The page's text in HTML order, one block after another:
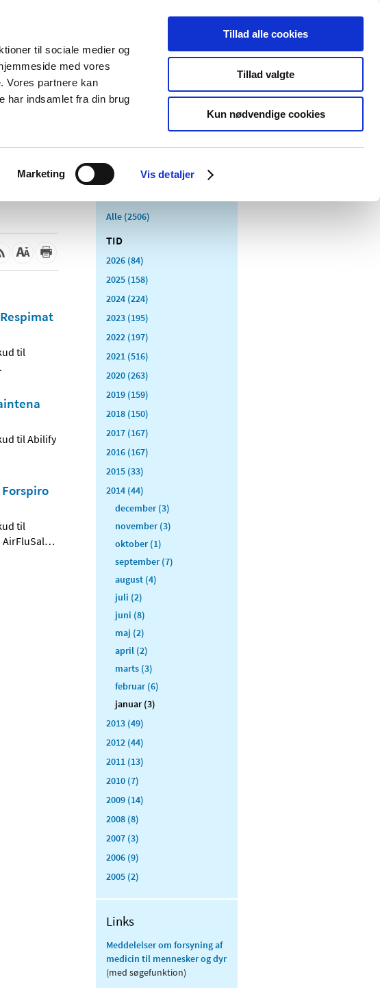
til sociale medier og
med vores
Vores partnere kan
har indsamlet fra din brug
Marketing Vis detaljer
Tillad alle cookies
Tillad valgte
Kun nødvendige cookies
Kontakt Udgivelser
af
Medicinsk
Særlige
produktområder
til
til Abilify
til
…
Alle (2506)
TID
2026 (84)
2025 (158)
2024 (224)
2023 (195)
2022 (197)
2021 (516)
2020 (263)
2019 (159)
2018 (150)
2017 (167)
2016 (167)
2015 (33)
2014 (44)
december (3)
november (3)
oktober (1)
september (7)
august (4)
juli (2)
juni (8)
maj (2)
april (2)
marts (3)
februar (6)
januar (3)
2013 (49)
2012 (44)
2011 (13)
2010 (7)
2009 (14)
2008 (8)
2007 (3)
2006 (9)
2005 (2)
Links
Meddelelser om forsyning af
medicin til mennesker og dyr
(med søgefunktion)